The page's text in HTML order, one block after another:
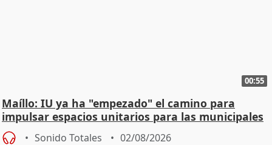
00:55
Maíllo: IU ya ha "empezado" el camino para
impulsar espacios unitarios para las municipales
Sonido Totales 02/08/2026